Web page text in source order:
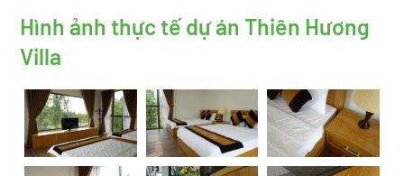
Hình ảnh thực tế dự án Thiên Hương
Villa